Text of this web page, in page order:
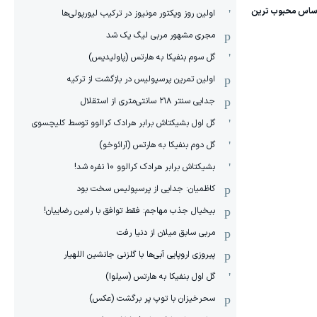
اولین روز ویکتور مونیوز در ترکیب لیورپولی‌ها
مجری مشهور مربی لیگ یک شد
گل سوم بنفیکا به هارتس (پاولیدیس)
اولین تمرین پرسپولیس در بازگشت از ترکیه
جدایی سنتر ۲۱۸ سانتی‌متری از استقلال
گل اول بشیکتاش برابر هرادک کرالوو توسط کلیچسوی
گل دوم بنفیکا به هارتس (آرائوخو)
بشیکتاش برابر هرادک کرالوو 10 نفره شد!
کاظمیان: جدایی از پرسپولیس سخت بود
بیخیال جذب مهاجم: فقط توافق با رامین رضاییان!
مربی سابق میلان از دنیا رفت
پیروزی اروپایی آبی‌ها با گلزنی جانشین اللهیار
گل اول بنفیکا به هارتس (سیلوا)
سحرخیزان با توپ پر برگشت (عکس)